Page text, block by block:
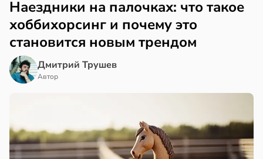
Наездники на палочках: что такое
хоббихорсинг и почему это
становится новым трендом
Дмитрий Трушев
Автор